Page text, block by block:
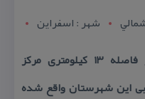
شهر : اسفراين
آدرس : روستای چهل حصاردر فاصله ۱۳ كیلومتری مركز
این شهرستان واقع شده